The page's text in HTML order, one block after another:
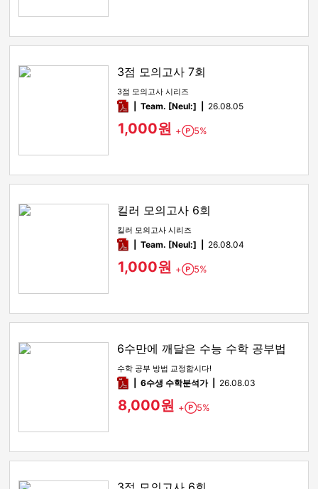
3점 모의고사 7회
3점 모의고사 시리즈
pdfTeam. [Neul:] 26.08.05
1,000원 + Point
5%
킬러 모의고사 6회
킬러 모의고사 시리즈
pdfTeam. [Neul:] 26.08.04
1,000원 + Point
5%
6수만에 깨달은 수능 수학 공부법
수학 공부 방법 교정합시다!
pdf6수생 수학분석가 26.08.03
8,000원 + Point
5%